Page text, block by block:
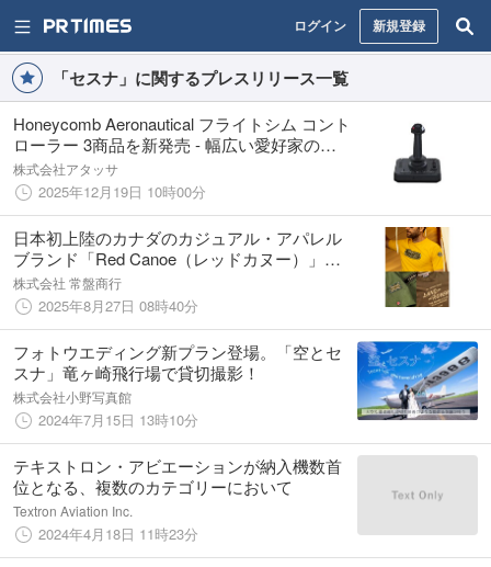
ログイン 新規登録
「セスナ」に関するプレスリリース一覧
Honeycomb Aeronautical フライトシム コント
ローラー 3商品を新発売 - 幅広い愛好家のニ
ーズやフライトシムのシーンに対応
株式会社アタッサ
2025年12月19日 10時00分
日本初上陸のカナダのカジュアル・アパレル
ブランド「Red Canoe（レッドカヌー）」公
式ウェブストア8月27日よりオープン
株式会社 常盤商行
2025年8月27日 08時40分
フォトウエディング新プラン登場。「空とセ
スナ」竜ヶ崎飛行場で貸切撮影！
株式会社小野写真館
2024年7月15日 13時10分
テキストロン・アビエーションが納入機数首
位となる、複数のカテゴリーにおいて
Textron Aviation Inc.
2024年4月18日 11時23分